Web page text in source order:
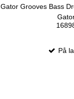
Gator Grooves Bass
På